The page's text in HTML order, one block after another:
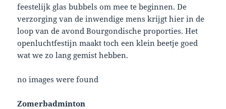
feestelijk glas bubbels om mee te beginnen. De
verzorging van de inwendige mens krijgt hier in de
loop van de avond Bourgondische proporties. Het
openluchtfestijn maakt toch een klein beetje goed
wat we zo lang gemist hebben.
no images were found
Zomerbadminton